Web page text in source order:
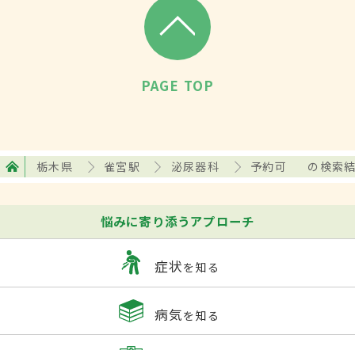
PAGE TOP
栃木県 雀宮駅 泌尿器科 予約可 の検索
悩みに寄り添うアプローチ
症状を知る
病気を知る